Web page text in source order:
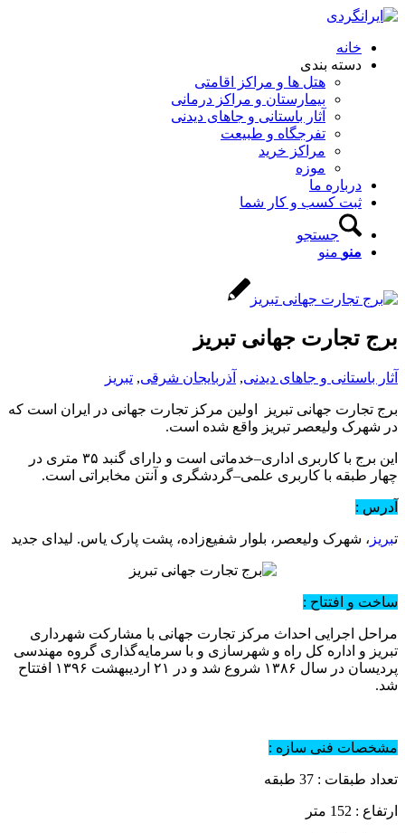
خانه
دسته بندی
هتل ها و مراکز اقامتی
بیمارستان و مراکز درمانی
آثار باستانی و جاهای دیدنی
تفرجگاه و طبیعت
مراکز خرید
موزه
درباره ما
ثبت کسب و کار شما
جستجو
منو منو
برج تجارت جهانی تبریز
آثار باستانی و جاهای دیدنی, آذربایجان شرقی, تبریز
برج تجارت جهانی تبریز اولین مرکز تجارت جهانی در ایران است که
در شهرک ولیعصر تبریز واقع شده‌ است.
این برج با کاربری اداری–خدماتی است و دارای گنبد ۳۵ متری در
چهار طبقه با کاربری علمی–گردشگری و آنتن مخابراتی است.
آدرس :
تبریز ، شهرک ولیعصر، بلوار شفیع‌زاده، پشت پارک یاس. لیدای جدید
ساخت و افتتاح :
مراحل اجرایی احداث مرکز تجارت جهانی با مشارکت شهرداری
تبریز و اداره کل راه و شهرسازی و با سرمایه‌گذاری گروه مهندسی
پردیسان در سال ۱۳۸۶ شروع شد و در ۲۱ اردیبهشت ۱۳۹۶ افتتاح
شد.
مشخصات فنی سازه :
تعداد طبقات : 37 طبقه
ارتفاع : 152 متر